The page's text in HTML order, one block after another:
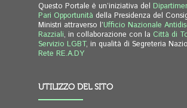
Questo Portale è un’iniziativa del
Pari Opportunità della Presidenza del
Ministri attraverso l’Ufficio Nazionale
Razziali, in collaborazione con la Città di
Servizio LGBT, in qualità di Segreteria
Rete RE.A.DY
UTILIZZO DEL SITO